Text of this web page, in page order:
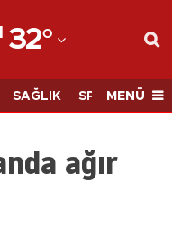
32°
SAĞLIK SPORMENÜ
ağır